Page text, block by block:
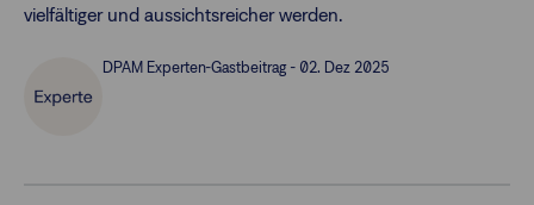
vielfältiger und aussichtsreicher werden.
DPAM Experten-Gastbeitrag - 02. Dez 2025